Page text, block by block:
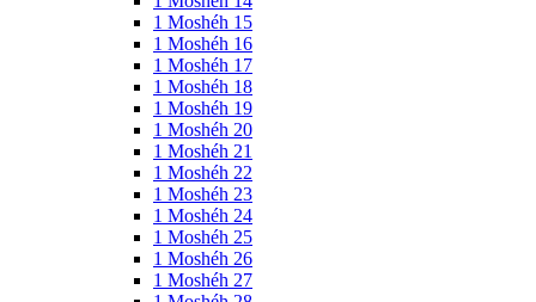
1 Moshéh 15
1 Moshéh 16
1 Moshéh 17
1 Moshéh 18
1 Moshéh 19
1 Moshéh 20
1 Moshéh 21
1 Moshéh 22
1 Moshéh 23
1 Moshéh 24
1 Moshéh 25
1 Moshéh 26
1 Moshéh 27